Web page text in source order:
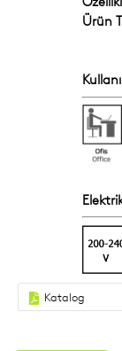
Ürün
Katalog